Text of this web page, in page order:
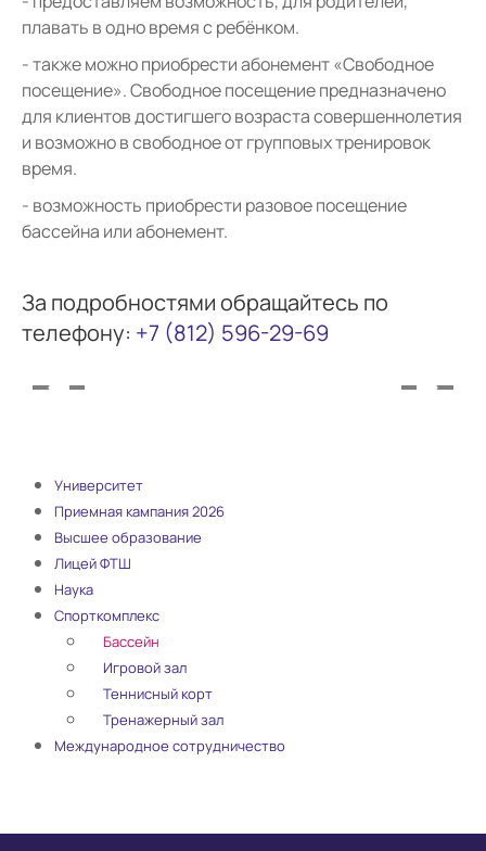
плавать в одно время с ребёнком.
также можно приобрести абонемент «Свободное
посещение». Свободное посещение предназначено
для клиентов достигшего возраста совершеннолетия
и возможно в свободное от групповых тренировок
время.
возможность приобрести разовое посещение
бассейна или абонемент.
За подробностями обращайтесь по
телефону: +7 (812) 596-29-69
Университет
Приемная кампания 2026
Высшее образование
Лицей ФТШ
Наука
Спорткомплекс
Бассейн
Игровой зал
Теннисный корт
Тренажерный зал
Международное сотрудничество